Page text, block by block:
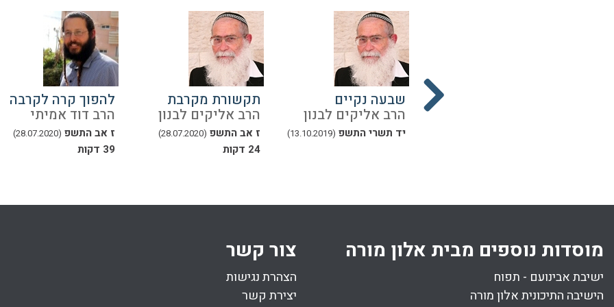
שבעה נקיים
הרב אליקים לבנון
יד תשרי התשפ (13.10.2019)
תקשורת מקרבת
הרב אליקים לבנון
ז אב התשפ (28.07.2020)
24 דקות
להפוך קרה לקרבה
הרב דוד אמיתי
ז אב התשפ (28.07.2020)
39 דקות
מוסדות נוספים מבית אלון מורה
ישיבת אבינועם - תפוח
הישיבה התיכונית אלון מורה
צור קשר
הצהרת נגישות
יצירת קשר